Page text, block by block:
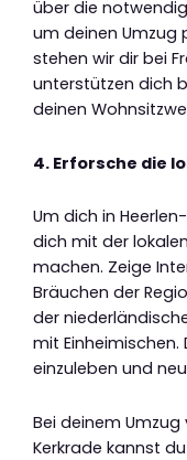
über die
um deinen Umzug
stehen wir dir bei
unterstützen dich
deinen
4. Erforsche die
Um dich in
dich mit der
machen. Zeige
Bräuchen der
der
mit Einheimischen.
einzuleben und
Bei deinem
Kerkrade kannst